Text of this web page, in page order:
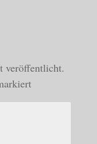
veröffentlicht.